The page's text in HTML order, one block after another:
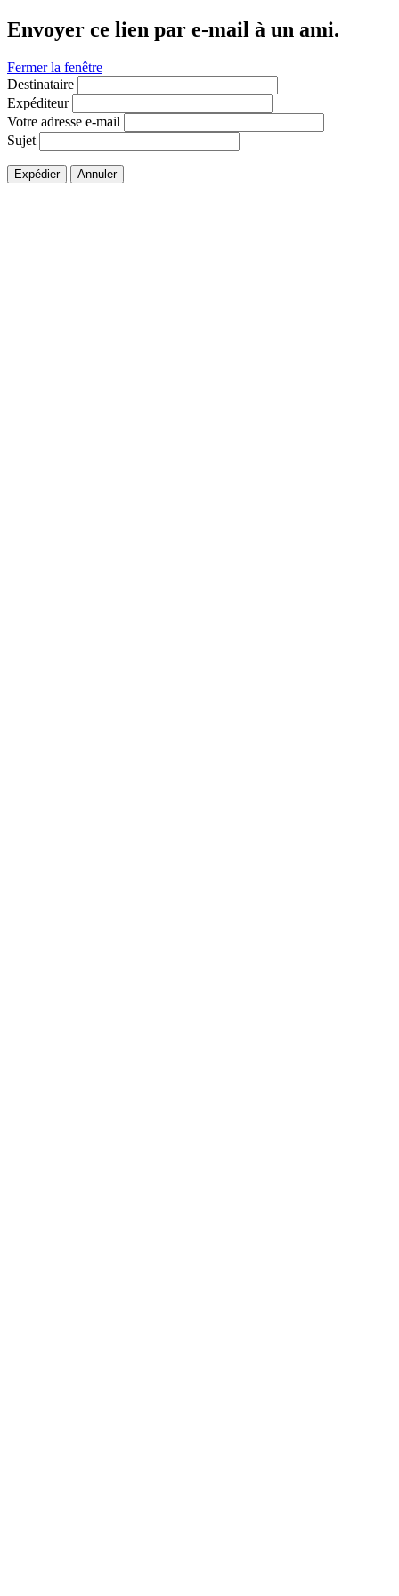
Envoyer ce lien par e-mail à un ami.
Fermer la fenêtre
Destinataire
Expéditeur
Votre adresse e-mail
Sujet
Expédier Annuler